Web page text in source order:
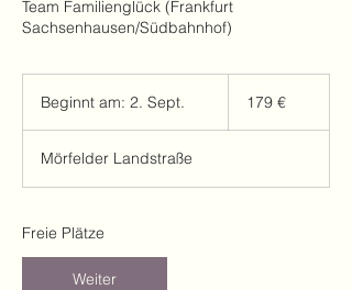
Team Familienglück (Frankfurt
Sachsenhausen/Südbahnhof)
Beginnt am: 2. Sept.
i
n
179 €
Mörfelder Landstraße
Freie Plätze
Weiter